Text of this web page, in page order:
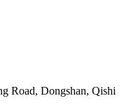
Road, Dongshan, Qishi